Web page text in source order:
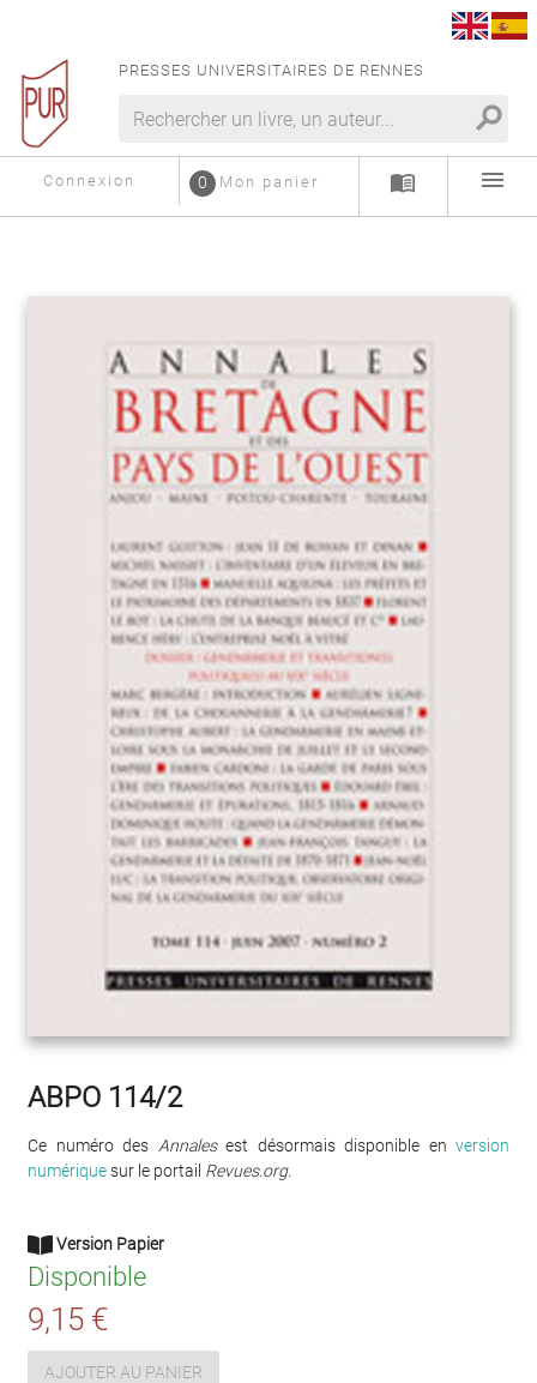
PRESSES UNIVERSITAIRES DE RENNES
search
Connexion Mon panier
0 menu_book menu
ABPO 114/2
Ce numéro des Annalesest désormais disponible en version
numériquesur le portail Revues.org.
Version Papier
Disponible
9,15 €
AJOUTER AU PANIER